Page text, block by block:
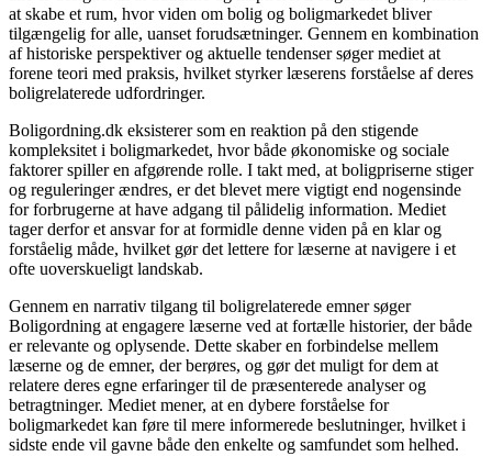
at skabe et rum, hvor viden om bolig og boligmarkedet bliver
tilgængelig for alle, uanset forudsætninger. Gennem en kombination
af historiske perspektiver og aktuelle tendenser søger mediet at
forene teori med praksis, hvilket styrker læserens forståelse af deres
boligrelaterede udfordringer.
Boligordning.dk eksisterer som en reaktion på den stigende
kompleksitet i boligmarkedet, hvor både økonomiske og sociale
faktorer spiller en afgørende rolle. I takt med, at boligpriserne stiger
og reguleringer ændres, er det blevet mere vigtigt end nogensinde
for forbrugerne at have adgang til pålidelig information. Mediet
tager derfor et ansvar for at formidle denne viden på en klar og
forståelig måde, hvilket gør det lettere for læserne at navigere i et
ofte uoverskueligt landskab.
Gennem en narrativ tilgang til boligrelaterede emner søger
Boligordning at engagere læserne ved at fortælle historier, der både
er relevante og oplysende. Dette skaber en forbindelse mellem
læserne og de emner, der berøres, og gør det muligt for dem at
relatere deres egne erfaringer til de præsenterede analyser og
betragtninger. Mediet mener, at en dybere forståelse for
boligmarkedet kan føre til mere informerede beslutninger, hvilket i
sidste ende vil gavne både den enkelte og samfundet som helhed.